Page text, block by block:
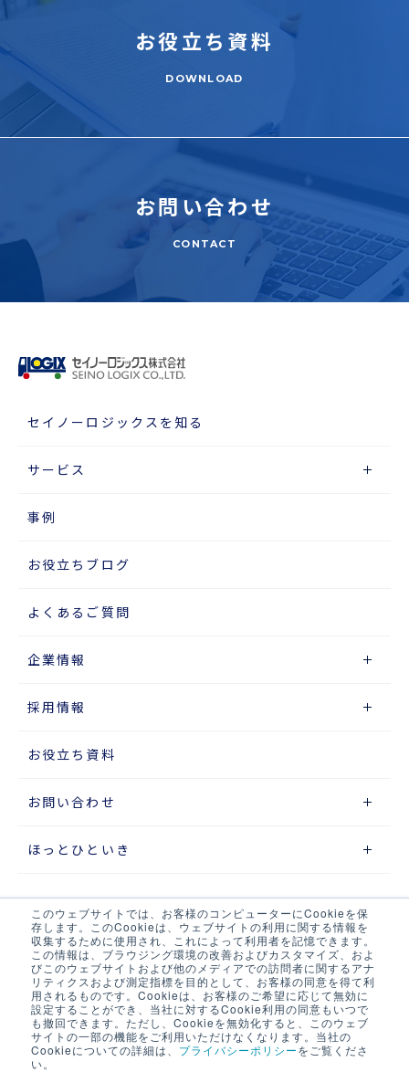
このウェブサイトでは、お客様のコンピューターにCookieを保
存します。このCookieは、ウェブサイトの利用に関する情報を
収集するために使用され、これによって利用者を記憶できます。
この情報は、ブラウジング環境の改善およびカスタマイズ、およ
びこのウェブサイトおよび他のメディアでの訪問者に関するアナ
リティクスおよび測定指標を目的として、お客様の同意を得て利
用されるものです。Cookieは、お客様のご希望に応じて無効に
設定することができ、当社に対するCookie利用の同意もいつで
も撤回できます。ただし、Cookieを無効化すると、このウェブ
サイトの一部の機能をご利用いただけなくなります。当社の
Cookieについての詳細は、 プライバシーポリシーをご覧くださ
い。
お役立ち 資料
DOWNLOAD
お問い合わせ
CONTACT
セイノーロジックスを知る
サービス
事例
お役立ちブログ
よくあるご質問
企業情報
採用情報
お役立ち資料
お問い合わせ
ほっとひといき
サイトマップ
プライバシーポリシー
ウェブアクセシビリティポリシー
当サイト・当社システムについて